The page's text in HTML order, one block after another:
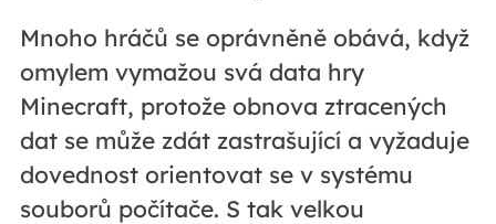
Mnoho hráčů se oprávněně obává, když
omylem vymažou svá data hry
Minecraft, protože obnova ztracených
dat se může zdát zastrašující a vyžaduje
dovednost orientovat se v systému
souborů počítače. S tak velkou